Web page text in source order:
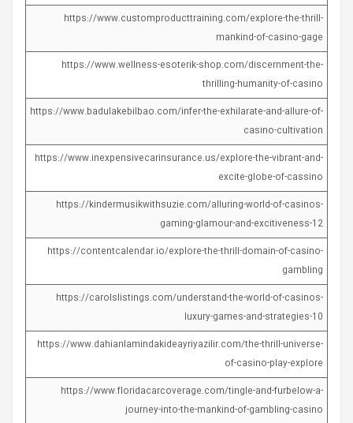
https://www.customproducttraining.com/explore-the-thrill-
mankind-of-casino-gage
https://www.wellness-esoterik-shop.com/discernment-the-
thrilling-humanity-of-casino
https://www.badulakebilbao.com/infer-the-exhilarate-and-allure-of-
casino-cultivation
https://www.inexpensivecarinsurance.us/explore-the-vibrant-and-
excite-globe-of-cassino
https://kindermusikwithsuzie.com/alluring-world-of-casinos-
gaming-glamour-and-excitiveness-12
https://contentcalendar.io/explore-the-thrill-domain-of-casino-
gambling
https://carolslistings.com/understand-the-world-of-casinos-
luxury-games-and-strategies-10
https://www.dahianlamindakideayriyazilir.com/the-thrill-universe-
of-casino-play-explore
https://www.floridacarcoverage.com/tingle-and-furbelow-a-
journey-into-the-mankind-of-gambling-casino